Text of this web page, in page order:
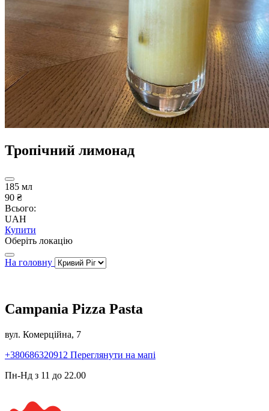
Тропічний лимонад
185 мл
90 ₴
Всього:
UAH
Купити
Оберіть локацію
На головну
Campania Pizza Pasta
вул. Комерційна, 7
+380686320912 Переглянути на мапі
Пн-Нд з 11 до 22.00